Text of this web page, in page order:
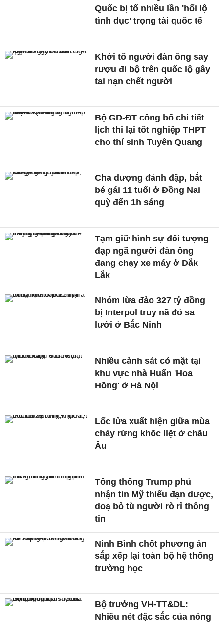
Quốc bị tố nhiều lần 'hối lộ
tình dục' trọng tài quốc tế
Khởi tố người đàn ông say
rượu đi bộ trên quốc lộ gây
tai nạn chết người
Bộ GD-ĐT công bố chi tiết
lịch thi lại tốt nghiệp THPT
cho thí sinh Tuyên Quang
Cha dượng đánh đập, bắt
bé gái 11 tuổi ở Đồng Nai
quỳ đến 1h sáng
Tạm giữ hình sự đối tượng
đạp ngã người đàn ông
đang chạy xe máy ở Đắk
Lắk
Nhóm lừa đảo 327 tỷ đồng
bị Interpol truy nã đỏ sa
lưới ở Bắc Ninh
Nhiều cảnh sát có mặt tại
khu vực nhà Huấn 'Hoa
Hồng' ở Hà Nội
Lốc lửa xuất hiện giữa mùa
cháy rừng khốc liệt ở châu
Âu
Tổng thống Trump phủ
nhận tin Mỹ thiếu đạn dược,
doạ bỏ tù người rò rỉ thông
tin
Ninh Bình chốt phương án
sắp xếp lại toàn bộ hệ thống
trường học
Bộ trưởng VH-TT&DL:
Nhiều nét đặc sắc của nông